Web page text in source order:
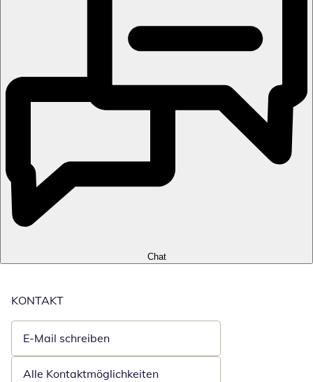
Chat
KONTAKT
E-Mail schreiben
Öffnet E-Mail-Client
Alle Kontaktmöglichkeiten